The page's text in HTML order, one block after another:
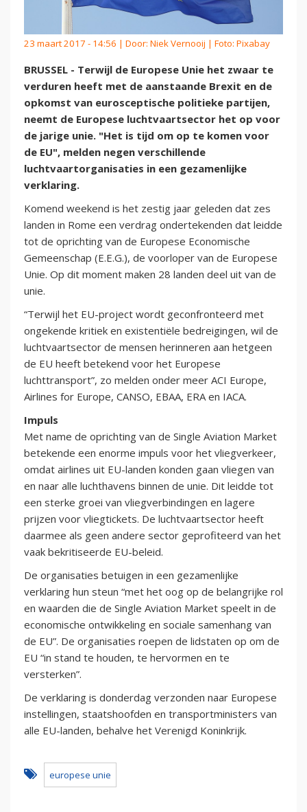
23 maart 2017 - 14:56 | Door: Niek Vernooij | Foto: Pixabay
BRUSSEL - Terwijl de Europese Unie het zwaar te
verduren heeft met de aanstaande Brexit en de
opkomst van eurosceptische politieke partijen,
neemt de Europese luchtvaartsector het op voor
de jarige unie. "Het is tijd om op te komen voor
de EU", melden negen verschillende
luchtvaartorganisaties in een gezamenlijke
verklaring.
Komend weekend is het zestig jaar geleden dat zes
landen in Rome een verdrag ondertekenden dat leidde
tot de oprichting van de Europese Economische
Gemeenschap (E.E.G.), de voorloper van de Europese
Unie. Op dit moment maken 28 landen deel uit van de
unie.
“Terwijl het EU-project wordt geconfronteerd met
ongekende kritiek en existentiële bedreigingen, wil de
luchtvaartsector de mensen herinneren aan hetgeen
de EU heeft betekend voor het Europese
luchttransport”, zo melden onder meer ACI Europe,
Airlines for Europe, CANSO, EBAA, ERA en IACA.
Impuls
Met name de oprichting van de Single Aviation Market
betekende een enorme impuls voor het vliegverkeer,
omdat airlines uit EU-landen konden gaan vliegen van
en naar alle luchthavens binnen de unie. Dit leidde tot
een sterke groei van vliegverbindingen en lagere
prijzen voor vliegtickets. De luchtvaartsector heeft
daarmee als geen andere sector geprofiteerd van het
vaak bekritiseerde EU-beleid.
De organisaties betuigen in een gezamenlijke
verklaring hun steun “met het oog op de belangrijke rol
en waarden die de Single Aviation Market speelt in de
economische ontwikkeling en sociale samenhang van
de EU”. De organisaties roepen de lidstaten op om de
EU “in stand te houden, te hervormen en te
versterken”.
De verklaring is donderdag verzonden naar Europese
instellingen, staatshoofden en transportministers van
alle EU-landen, behalve het Verenigd Koninkrijk.
europese unie